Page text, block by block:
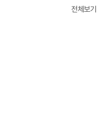
전체보기